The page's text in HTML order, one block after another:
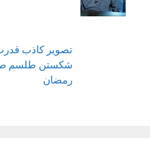
تصویر کاذب
شکستن طلسم
رمضان